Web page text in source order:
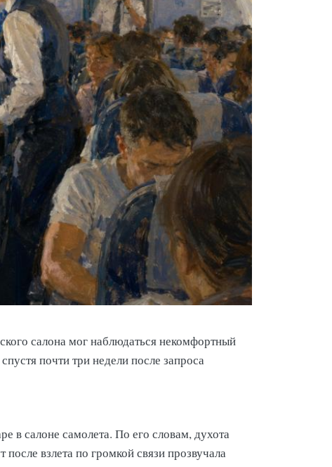
салона мог наблюдаться некомфортный
почти три недели после запроса
в салоне самолета. По его словам, духота
взлета по громкой связи прозвучала